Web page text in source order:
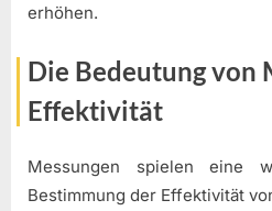
erhöhen.
Die Bedeutung von
Effektivität
Messungen spielen eine
Bestimmung der Effektivität